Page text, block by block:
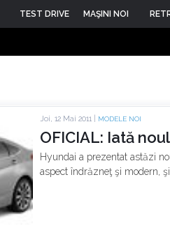
TEST DRIVE MAŞINI NOI
Joi, 12 Mai 2011 | MODELE NOI
OFICIAL: Iată
Hyundai a prezentat astăzi
aspect îndrăzneţ şi modern,